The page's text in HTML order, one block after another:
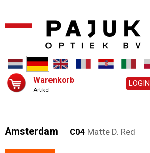
Warenkorb
Artikel
LOGIN
Amsterdam C04 Matte D. Red